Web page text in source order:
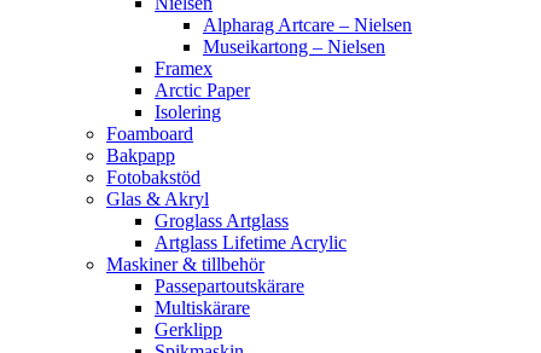
Alpharag Artcare – Nielsen
Museikartong – Nielsen
Framex
Arctic Paper
Isolering
Foamboard
Bakpapp
Fotobakstöd
Glas & Akryl
Groglass Artglass
Artglass Lifetime Acrylic
Maskiner & tillbehör
Passepartoutskärare
Multiskärare
Gerklipp